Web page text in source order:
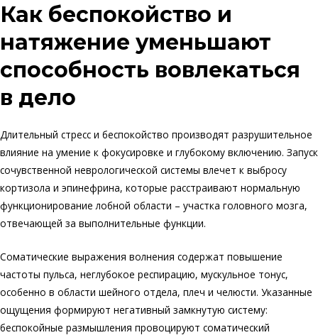
Как беспокойство и
натяжение уменьшают
способность вовлекаться
в дело
Длительный стресс и беспокойство производят разрушительное
влияние на умение к фокусировке и глубокому включению. Запуск
сочувственной неврологической системы влечет к выбросу
кортизола и эпинефрина, которые расстраивают нормальную
функционирование лобной области – участка головного мозга,
отвечающей за выполнительные функции.
Соматические выражения волнения содержат повышение
частоты пульса, неглубокое респирацию, мускульное тонус,
особенно в области шейного отдела, плеч и челюсти. Указанные
ощущения формируют негативный замкнутую систему:
беспокойные размышления провоцируют соматический